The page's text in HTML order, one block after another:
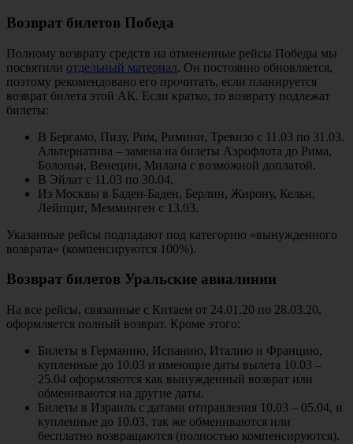
Возврат билетов Победа
Полному возврату средств на отмененные рейсы Победы мы
посвятили отдельный материал. Он постоянно обновляется,
поэтому рекомендовано его прочитать, если планируется
возврат билета этой АК. Если кратко, то возврату подлежат
билеты:
В Бергамо, Пизу, Рим, Римини, Тревизо с 11.03 по 31.03.
Альтернатива – замена на билеты Аэрофлота до Рима,
Болоньи, Венеции, Милана с возможной доплатой.
В Эйлат с 11.03 по 30.04.
Из Москвы в Баден-Баден, Берлин, Жирону, Кельн,
Лейпциг, Мемминген с 13.03.
Указанные рейсы подпадают под категорию «вынужденного
возврата» (компенсируются 100%).
Возврат билетов Уральские авиалинии
На все рейсы, связанные с Китаем от 24.01.20 по 28.03.20,
оформляется полный возврат. Кроме этого:
Билеты в Германию, Испанию, Италию и Францию,
купленные до 10.03 и имеющие даты вылета 10.03 –
25.04 оформляются как вынужденный возврат или
обмениваются на другие даты.
Билеты в Израиль с датами отправления 10.03 – 05.04, и
купленные до 10.03, так же обмениваются или
бесплатно возвращаются (полностью компенсируются).